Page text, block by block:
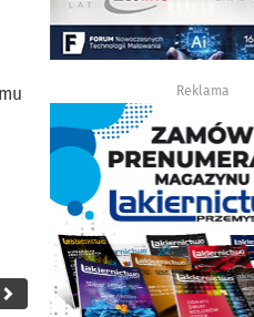
Reklama